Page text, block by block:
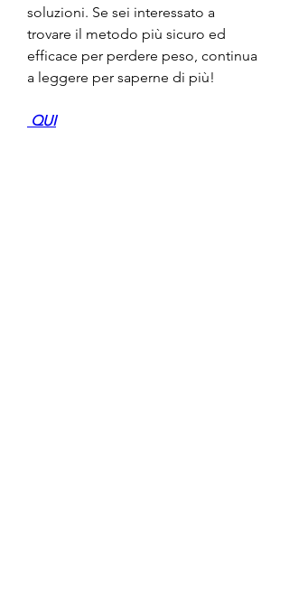
soluzioni. Se sei interessato a
trovare il metodo più sicuro ed
efficace per perdere peso, continua
a leggere per saperne di più!
QUI